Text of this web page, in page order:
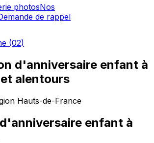
photosNos
de rappel
(02)
d'anniversaire enfant à
alentours
Hauts-de-France
enfant à